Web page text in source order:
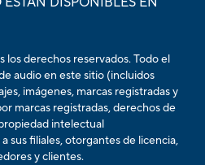
derechos reservados. Todo el
audio en este sitio (incluidos
imágenes, marcas registradas y
marcas registradas, derechos de
intelectual
sus filiales, otorgantes de licencia,
y clientes.